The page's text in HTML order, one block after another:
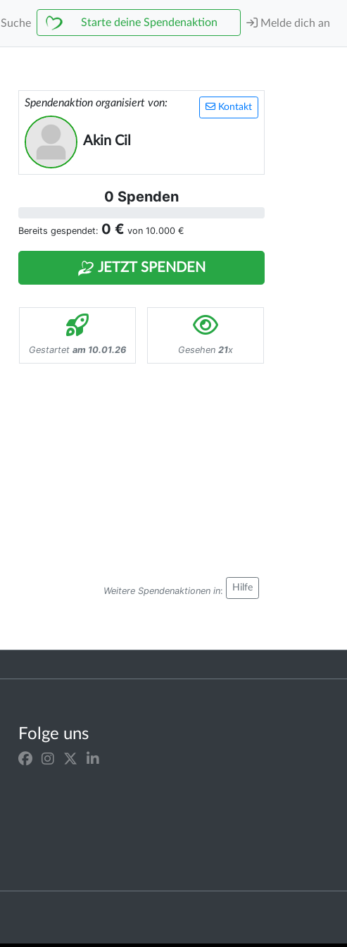
Suche Starte deine Spendenaktion Melde dich an
Kontakt
Spendenaktion organisiert von:
Akin Cil
0 Spenden
Bereits gespendet: 0 € von 10.000 €
JETZT SPENDEN
Gestartet am 10.01.26 Gesehen 21x
Weitere Spendenaktionen in: Hilfe
Folge uns